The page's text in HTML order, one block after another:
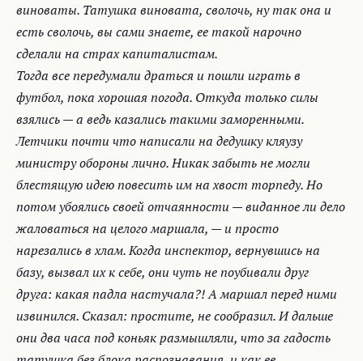
виноваты. Татушка виновата, сволочь, ну так она и
есть сволочь, вы сами знаете, ее такой нарочно
сделали на страх капиталистам.
Тогда все передумали драться и пошли играть в
футбол, пока хорошая погода. Откуда только силы
взялись — а ведь казались такими заморенными.
Летчики почти что написали на дедушку кляузу
министру обороны лично. Никак забыть не могли
блестящую идею повесить им на хвост торпеду. Но
потом убоялись своей отчаянности — виданное ли дело
жаловаться на целого маршала, — и просто
нарезались в хлам. Когда инспектор, вернувшись на
базу, вызвал их к себе, они чуть не поубивали друг
друга: какая падла настучала?! А маршал перед ними
извинился. Сказал: простите, не сообразил. И дальше
они два часа под коньяк размышляли, что за гадость